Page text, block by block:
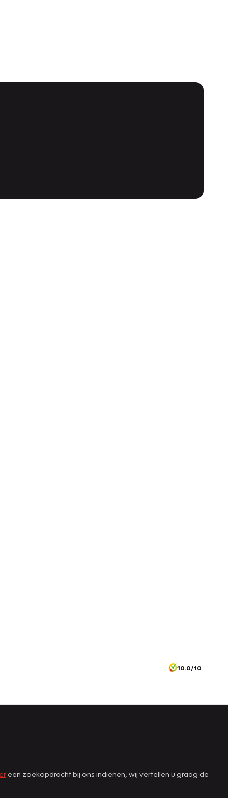
10.0/10
een zoekopdracht bij ons indienen, wij vertellen u graag de